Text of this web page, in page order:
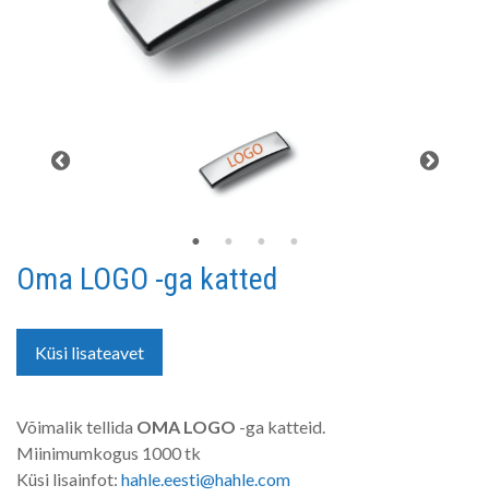
Oma LOGO -ga katted
Küsi lisateavet
Võimalik tellida OMA LOGO -ga katteid.
Miinimumkogus 1000 tk
Küsi lisainfot: hahle.eesti@hahle.com